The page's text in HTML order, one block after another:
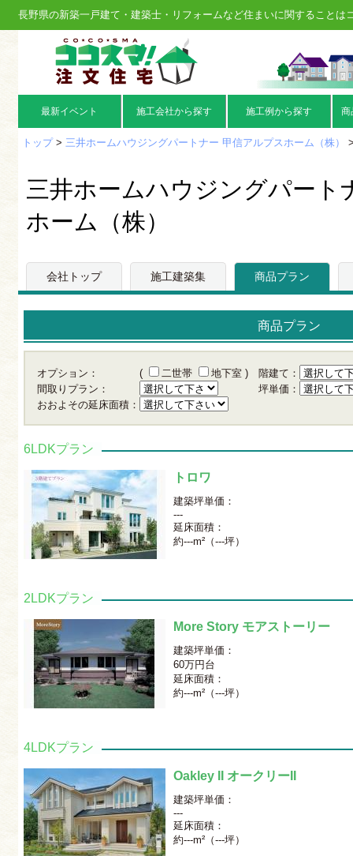
長野県の新築一戸建て・建築士・リフォームなど住まいに関することは
最新イベント 施工会社から探す 施工例から探す 商
トップ> 三井ホームハウジングパートナー 甲信アルプスホーム（株）
三井ホームハウジングパート
ホーム（株）
会社トップ 施工建築集 商品プラン
商品プラン
オプション： ( 二世帯 地下室 )階建て：
間取りプラン：
坪単価：
おおよその延床面積：
6LDKプラン
トロワ
建築坪単価：
---
延床面積：
約---m²（---坪）
2LDKプラン
More Story モアストーリー
建築坪単価：
60万円台
延床面積：
約---m²（---坪）
4LDKプラン
Oakley II オークリーII
建築坪単価：
---
延床面積：
約---m²（---坪）